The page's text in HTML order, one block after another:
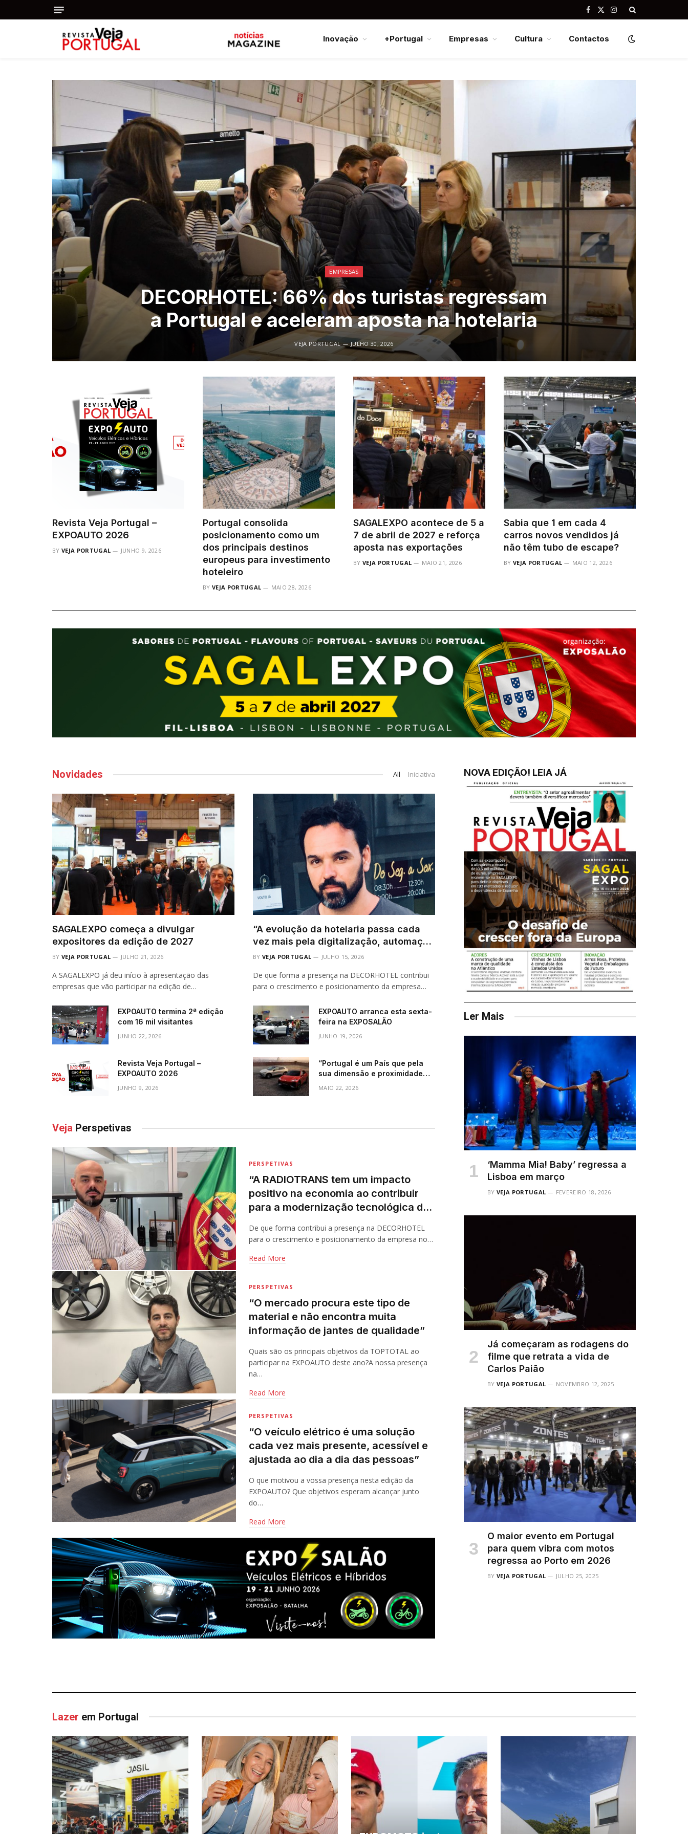
Facebook
X
Instagram
Inovação +Portugal Empresas Cultura Contactos
EMPRESAS
DECORHOTEL: 66% dos turistas regressam
a Portugal e aceleram aposta na hotelaria
VEJA PORTUGAL JULHO 30, 2026
Revista Veja Portugal –
EXPOAUTO 2026
BY VEJA PORTUGAL JUNHO 9, 2026
Portugal consolida
posicionamento como um
dos principais destinos
europeus para investimento
hoteleiro
BY VEJA PORTUGAL MAIO 28, 2026
SAGALEXPO acontece de 5 a
7 de abril de 2027 e reforça
aposta nas exportações
BY VEJA PORTUGAL MAIO 21, 2026
Sabia que 1 em cada 4
carros novos vendidos já
não têm tubo de escape?
BY VEJA PORTUGAL MAIO 12, 2026
Novidades All Iniciativa
SAGALEXPO começa a divulgar
expositores da edição de 2027
BY VEJA PORTUGAL JULHO 21, 2026
A SAGALEXPO já deu início à apresentação das
empresas que vão participar na edição de…
“A evolução da hotelaria passa cada
vez mais pela digitalização, automação
e reforço da segurança”
BY VEJA PORTUGAL JULHO 15, 2026
De que forma a presença na DECORHOTEL contribui
para o crescimento e posicionamento da empresa…
EXPOAUTO termina 2ª edição
com 16 mil visitantes
JUNHO 22, 2026
EXPOAUTO arranca esta sexta-
feira na EXPOSALÃO
JUNHO 19, 2026
Revista Veja Portugal –
EXPOAUTO 2026
JUNHO 9, 2026
“Portugal é um País que pela
sua dimensão e proximidade
MAIO 22, 2026
Veja Perspetivas
PERSPETIVAS
“A RADIOTRANS tem um impacto
positivo na economia ao contribuir
para a modernização tecnológica de
turísticas”
De que forma contribui a presença na DECORHOTEL
para o crescimento e posicionamento da empresa no…
Read More
PERSPETIVAS
“O mercado procura este tipo de
material e não encontra muita
informação de jantes de qualidade”
Quais são os principais objetivos da TOPTOTAL ao
participar na EXPOAUTO deste ano?A nossa presença
na…
Read More
PERSPETIVAS
“O veículo elétrico é uma solução
cada vez mais presente, acessível e
ajustada ao dia a dia das pessoas”
O que motivou a vossa presença nesta edição da
EXPOAUTO? Que objetivos esperam alcançar junto
do…
Read More
NOVA EDIÇÃO! LEIA JÁ
Ler Mais
‘Mamma Mia! Baby’ regressa a
Lisboa em março
BY VEJA PORTUGAL FEVEREIRO 18, 2026
Já começaram as rodagens do
filme que retrata a vida de
Carlos Paião
BY VEJA PORTUGAL NOVEMBRO 12, 2025
O maior evento em Portugal
para quem vibra com motos
regressa ao Porto em 2026
BY VEJA PORTUGAL JULHO 25, 2025
Lazer em Portugal